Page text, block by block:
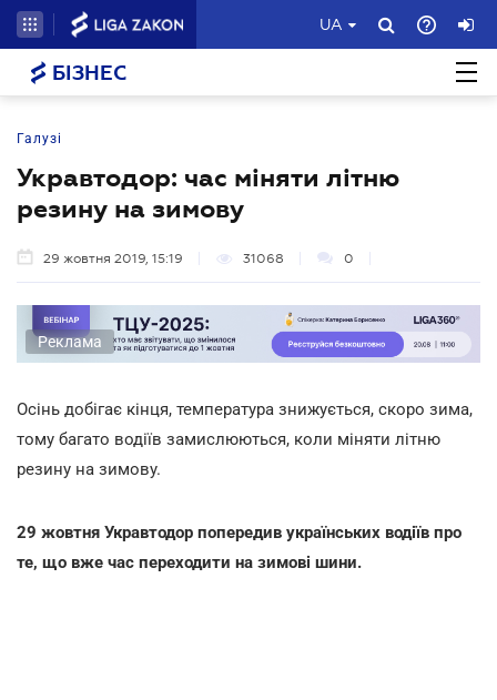
UA
БІЗНЕС
Галузі
Укравтодор: час міняти літню
резину на зимову
29 жовтня 2019, 15:19 31068 0
Реклама
Осінь добігає кінця, температура знижується, скоро зима,
тому багато водіїв замислюються, коли міняти літню
резину на зимову.
29 жовтня Укравтодор попередив українських водіїв про
те, що вже час переходити на зимові шини.